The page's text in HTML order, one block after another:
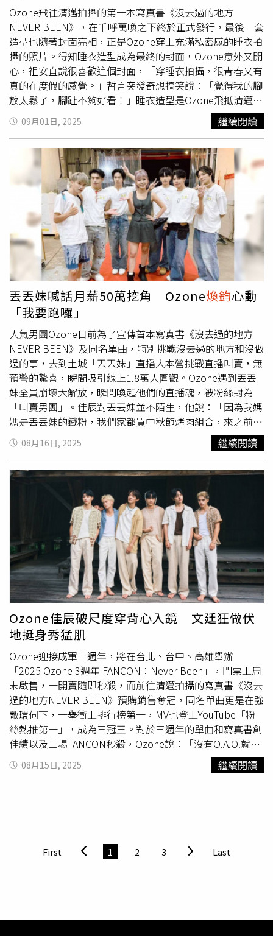
Ozone飛往清邁拍攝的第一本寫真書《沒去過的地方
NEVER BEEN》，在千呼萬喚之下終於正式發行，最後一套
造型也隨著封面亮相，正是Ozone穿上充滿私密感的睡衣拍
攝的照片。得知睡衣造型成為最終的封面，Ozone意外又開
心，祖安直說很喜歡這個封面，「穿睡衣拍攝，很青春又有
真的在度假的感覺。」哲言突發奇想搞笑說：「覺得我的腳
放太鬆了，腳趾不夠好看！」睡衣造型是Ozone飛抵清邁後
的第一天進行拍攝，凌晨2點就必須起床做拍攝準備，到達
拍攝現場時，只要沒有在拍攝的成員，就穿著睡衣睡得東倒
西歪，子翔笑說：「那天真的太早起，穿上睡衣會有種魔
力，非常容易想閉上眼睛。」祖安還趁機把大家睡著的樣子
全部拍下來，煥鈞接著補充：「當天在小木屋中可以看到各
式各樣的睡姿。」Ozone迎來成軍3週年。（圖／索尼音樂
提供）為了拍出穿睡衣的真實性，在團隊的要求下，他們前
一晚就穿著身上的睡衣睡覺，在拍攝時可以讓睡衣和身體更
貼合、更有真實性，平時不穿睡衣的哲言直呼：「有點不習
慣穿睡衣的感覺，但我有把睡衣睡到很皺。」而文廷拍攝
時，在床邊跟一盤散亂的拼圖合照，後來被告知拼圖裡會出
現他的臉，他說：「很期待大家拿到寫真書找到這張很有趣
的照片。」寫真書終於要發行，團員們都跟粉絲一樣期待迎
接成軍三週年的重要作品，他們說：「當時天天工作長達16
到18小時，現在回想來，感覺一切都過得好快，留下很多美
好和獨特的回憶！也希望大家可以因此看到我們不同的內在
面向，和我們一起感受這場冒險旅程。」在清邁人生地不
熟，他們必須一起克服當下的難題、彼此扶持，6人都表示
他們的感情更加緊密了。
09月01日, 2025 繼續閱讀
丟丟妹喊話月薪50萬挖角 Ozone煥鈞心動
「我要跑囉」
人氣男團Ozone日前為了宣傳首本寫真書《沒去過的地方
NEVER BEEN》及同名單曲，特別挑戰沒去過的地方和沒做
過的事，去到土城「丟丟妹」直播大本營挑戰直播叫賣，無
預警的驚喜，瞬間吸引線上1.8萬人圍觀。Ozone遇到丟丟
妹全員崩壞大解放，瞬間喚起他們的直播魂，被粉絲封為
「叫賣男團」。佳辰對丟丟妹並不陌生，他說：「因為我媽
媽是丟丟妹的鐵粉，我們家都買中秋節烤肉組合，來之前媽
媽還交代我看現場有什麼可買回去。」他對丟丟妹招牌的
「樓頂揪樓下」叫賣口號耳熟能詳，但沒想到最會叫賣的成
丟丟妹為之驚艷公開挖角：「我開高薪一個月50萬來兼差可
立馬轉頭對唱片公司說：「我要跑了喔！」被
粉絲虧說差點就要退出演藝圈。Ozone之前就聽聞丟丟妹不
只會賣還很會煮，這群大男孩胃口大開，下播後留下來接連
吃了胡椒蝦、大蛤蠣、小戰斧牛、牛肉湯、牛肋條炒蘆筍都
瞬間掃光，甚至要了白飯和麵條也嗑光，猛誇丟丟妹的手藝
簡直像熱炒店專業水準。之前為了寫真集節食半天，來這裡
直接破功。丟丟妹深怕他們還吃不飽，繼續端出花枝羹、鳳
梨蝦球、金沙蝦仁、白醬鮭魚共九菜，甚至甜點和水果都奉
上，最後讓Ozone捧著肚子舉雙手投降，還當場認她乾媽：
「媽！我們真的太飽了。」公認這是最幸福的通告，哲言還
說：「今天滿快樂的，這裡賣的是舒壓吧！」
08月16日, 2025 繼續閱讀
Ozone佳辰破尺度穿背心入鏡 文廷狂做伏
地挺身秀猛肌
Ozone迎接成軍三週年，將在台北、台中、高雄舉辦
「2025 Ozone 3週年 FANCON：Never Been」，門票上周
末啟售，一開賣隨即秒殺，而前往清邁拍攝的寫真書《沒去
過的地方NEVER BEEN》預購銷售奪冠，同名單曲更是在強
敵環伺下，一舉衝上排行榜第一，MV也登上YouTube「粉
絲熱推第一」，成為三冠王。對於三週年的單曲和寫真書創
佳績以及三場FANCON秒殺，Ozone說：「沒有O.A.O.就沒
有Ozone，謝謝O.A.O.這三年的陪伴和支持，很感動。」由
於清邁天氣炎熱，Ozone在拍攝過程中也紛紛脫去搭配的襯
文廷做伏地挺身的健美身影。惜肉如金的佳辰突破尺度拍
攝。（圖／索尼音樂提供）到水果攤，6人更是對當地水果
槤攤位拍攝，讓他心裡很掙扎，不過發現沒有讓他害怕的味
08月15日, 2025 繼續閱讀
First 1 2 3 Last